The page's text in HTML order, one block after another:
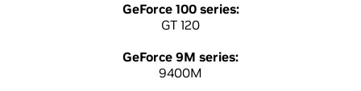
GeForce 100 series:
GT 120
GeForce 9M series:
9400M